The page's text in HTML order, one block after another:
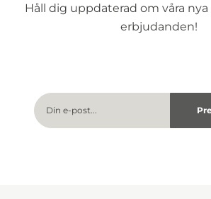
Håll dig uppdaterad om våra
erbjudanden!